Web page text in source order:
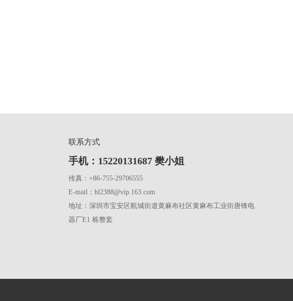
联系方式
手机：15220131687 樊小姐
传真：+86-755-29706555
E-mail：hl2388@vip.163.com
地址：深圳市宝安区航城街道黄麻布社区黄麻布工业街唐锋电
器厂E1 栋整套